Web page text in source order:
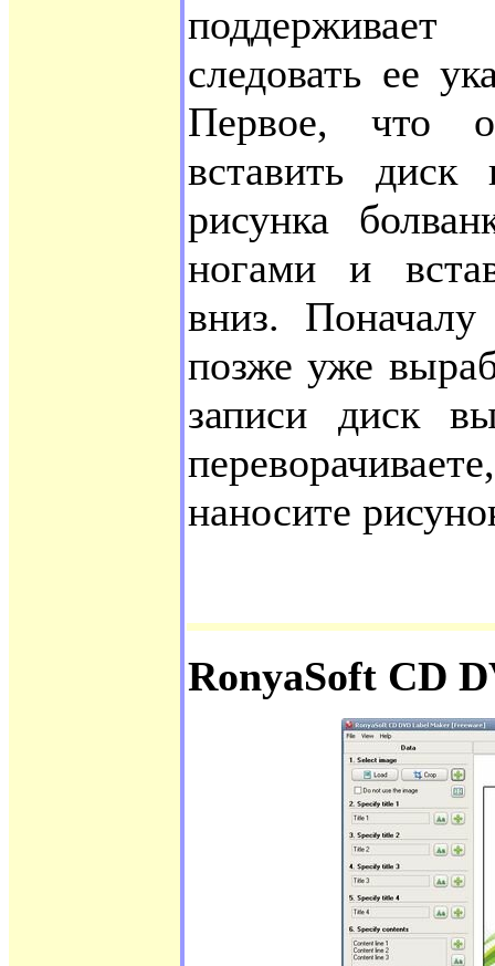
следовать ее
Первое, что
вставить
рисунка
ногами и
вниз.
позже уже
записи диск
наносите
RonyaSoft CD